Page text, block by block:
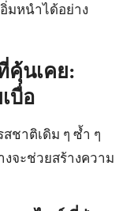
มหนำได้อย่าง
คุ้นเคย:
บื่อ
สชาติเดิม ๆ ซ้ำ ๆ
จะช่วยสร้างความ